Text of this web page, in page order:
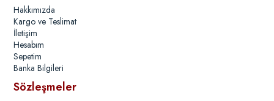
Hakkımızda
Kargo ve Teslimat
İletişim
Hesabım
Sepetim
Banka Bilgileri
Sözleşmeler